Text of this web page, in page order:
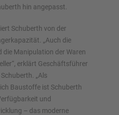
hin angepasst.
Schuberth von der
„Auch die
die Manipulation der Waren
erklärt Geschäftsführer
„Als
Baustoffe ist Schuberth
und
– das moderne